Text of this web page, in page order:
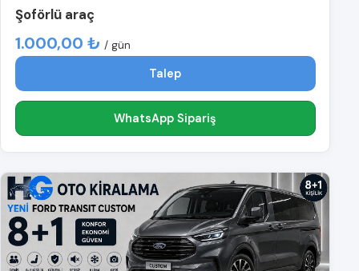
Şoförlü araç
1.000,00 ₺ / gün
Talep
WhatsApp Sipariş